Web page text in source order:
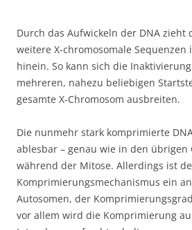
Durch das Aufwickeln der DNA zieht
weitere X-chromosomale Sequenzen
hinein. So kann sich die
mehreren, nahezu beliebigen
gesamte X-Chromosom ausbreiten.
Die nunmehr stark komprimierte
ablesbar – genau wie in den übrigen
während der Mitose. Allerdings ist
Komprimierungsmechanismus ein
Autosomen, der
vor allem wird die Komprimierung